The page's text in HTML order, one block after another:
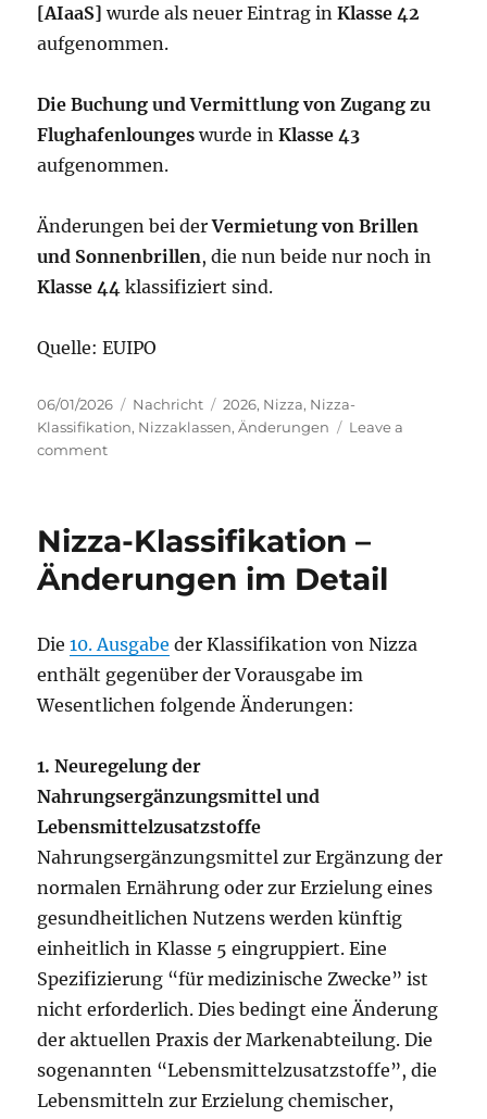
[AIaaS]wurde als neuer Eintrag inKlasse 42
aufgenommen.
Die Buchung und Vermittlung von Zugang zu
Flughafenlounges wurde inKlasse 43
aufgenommen.
Änderungen bei derVermietung von Brillen
und Sonnenbrillen, die nun beide nur noch in
Klasse 44klassifiziert sind.
Quelle: EUIPO
Posted
on
06/01/2026 Categories
Nachricht Tags
2026, Nizza, Nizza-
Klassifikation, Nizzaklassen,Änderungen
Leave a
commenton
–
2026
Nizza-Klassifikation –
Änderungen im Detail
Die10. Ausgabe der Klassifikation von Nizza
enthält gegenüber der Vorausgabe im
Wesentlichen folgende Änderungen:
1. Neuregelung der
Nahrungsergänzungsmittel und
Lebensmittelzusatzstoffe
Nahrungsergänzungsmittel zur Ergänzung der
normalen Ernährung oder zur Erzielung eines
gesundheitlichen Nutzens werden künftig
einheitlich in Klasse 5 eingruppiert. Eine
Spezifizierung “für medizinische Zwecke” ist
nicht erforderlich. Dies bedingt eine Änderung
der aktuellen Praxis der Markenabteilung. Die
sogenannten “Lebensmittelzusatzstoffe”, die
Lebensmitteln zur Erzielung chemischer,